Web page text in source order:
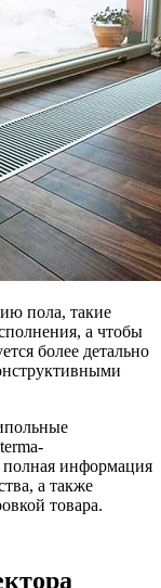
пола, такие
а чтобы
более детально
полная информация
а также
товара.